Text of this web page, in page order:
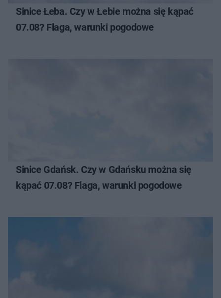
Sinice Łeba. Czy w Łebie można się kąpać
07.08? Flaga, warunki pogodowe
Sinice Gdańsk. Czy w Gdańsku można się
kąpać 07.08? Flaga, warunki pogodowe